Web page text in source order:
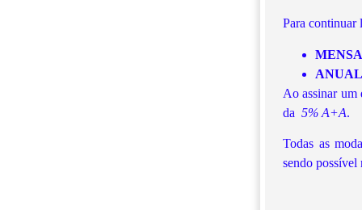
Para continuar
ANUAL
Ao assinar um
da 5% A+A.
Todas as
sendo possível